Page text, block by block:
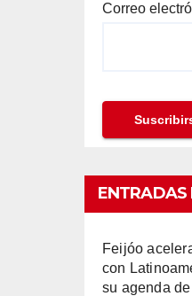
Correo
ENTRADAS
Feijóo
con
su agenda